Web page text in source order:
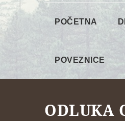
POČETNA
POVEZNICE
ODLUKA